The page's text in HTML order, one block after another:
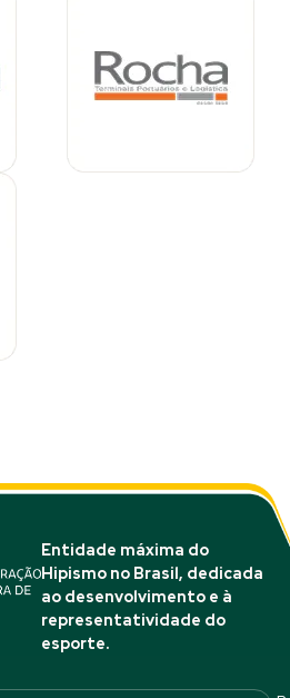
Entidade máxima do
Hipismo no Brasil, dedicada
ao desenvolvimento e à
representatividade do
esporte.